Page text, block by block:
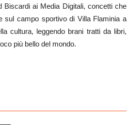
Biscardi ai Media Digitali, concetti che
sul campo sportivo di Villa Flaminia a
cultura, leggendo brani tratti da libri,
più bello del mondo.